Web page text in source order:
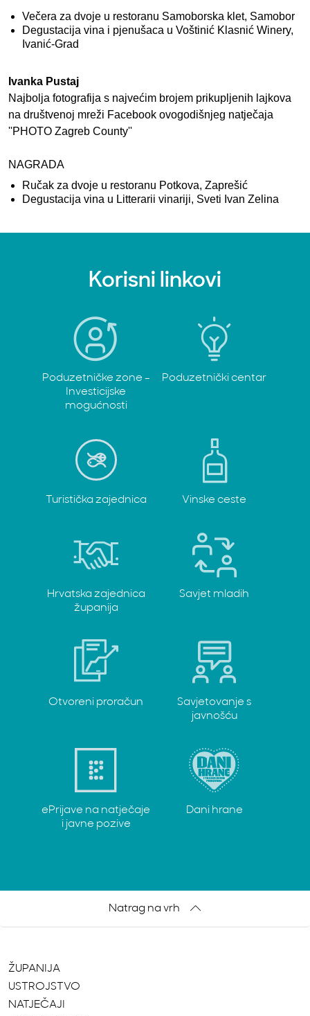
Večera za dvoje u restoranu Samoborska klet, Samobor
Degustacija vina i pjenušaca u Voštinić Klasnić Winery,
Ivanić-Grad
Ivanka Pustaj
Najbolja fotografija s najvećim brojem prikupljenih lajkova
na društvenoj mreži Facebook ovogodišnjeg natječaja
''PHOTO Zagreb County''
NAGRADA
Ručak za dvoje u restoranu Potkova, Zaprešić
Degustacija vina u Litterarii vinariji, Sveti Ivan Zelina
Korisni linkovi
Poduzetničke zone -
Investicijske
mogućnosti
Poduzetnički centar
Turistička zajednica Vinske ceste
Hrvatska zajednica
županija
Savjet mladih
Otvoreni proračun
Savjetovanje s
javnošću
ePrijave na natječaje
i javne pozive
Dani hrane
Natrag na vrh
ŽUPANIJA
USTROJSTVO
NATJEČAJI